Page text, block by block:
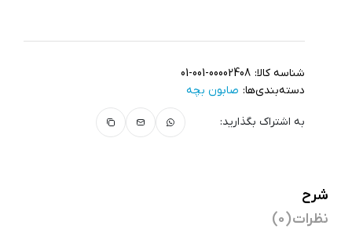
شناسه کالا: 01-001-00002408
دسته‌بندی‌ها: صابون بچه
به اشتراک بگذارید:
شرح
نظرات (0)